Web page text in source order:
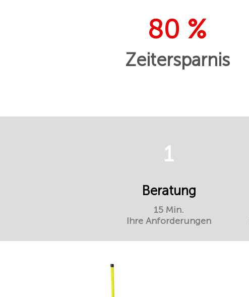
80 %
Zeitersparnis
1
Beratung
15 Min.
Ihre Anforderungen